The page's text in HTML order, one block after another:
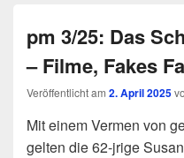
pm 3/25: Das
– Filme, Fakes
Veröffentlicht am 2. April 2025
Mit einem Vermen von
gelten die 62-jrige